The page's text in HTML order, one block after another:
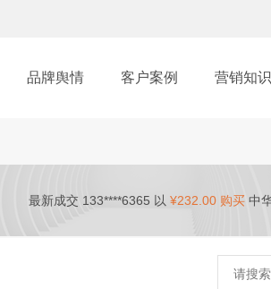
品牌舆情 客户案例 营销知识
最新成交 133****6365 以 ¥232.00 购买 中